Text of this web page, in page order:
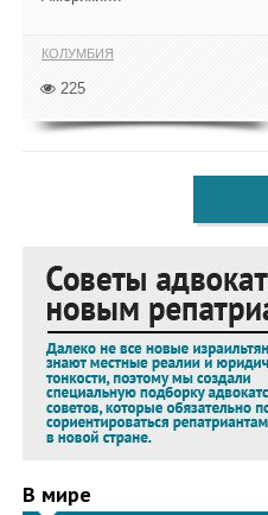
КОЛУМБИЯ
225
В мире